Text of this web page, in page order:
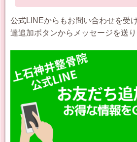
公式LINEからもお問い合わせを受
達追加ボタンからメッセージを送り